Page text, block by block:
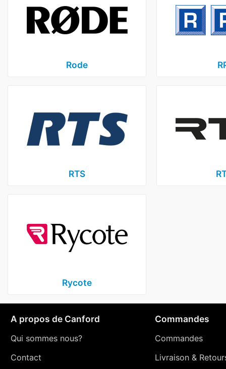
Rode
RTS
Rycote
A propos de Canford
Qui sommes nous?
Contact
Commandes
Commandes
Livraison&